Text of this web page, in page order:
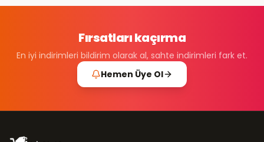
Fırsatları kaçırma
En iyi indirimleri bildirim olarak al, sahte indirimleri fark et.
Hemen Üye Ol